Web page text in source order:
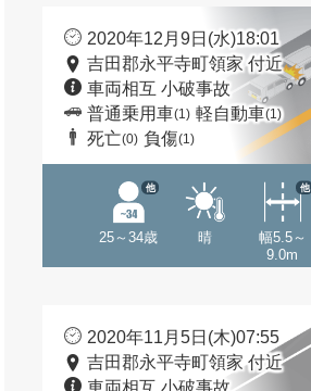
2020年12月9日(水)18:01
吉田郡永平寺町領家 付近
車両相互 小破事故
普通乗用車(1) 軽自動車(1)
死亡(0) 負傷(1)
25～34歳
他
晴
幅5.5～
9.0m
他
2020年11月5日(木)07:55
吉田郡永平寺町領家 付近